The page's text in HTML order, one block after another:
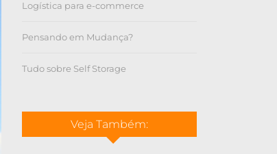
Logística para e-commerce
Pensando em Mudança?
Tudo sobre Self Storage
Veja Também: